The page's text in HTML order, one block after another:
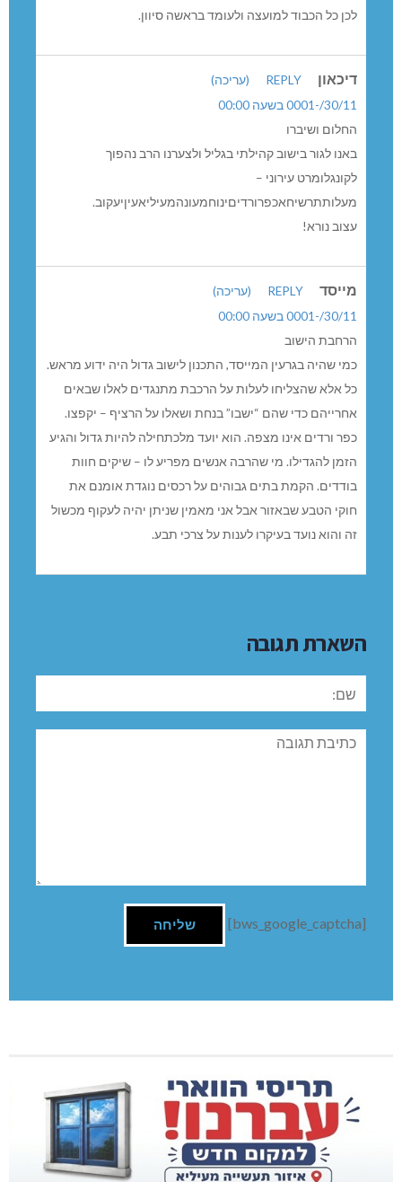
לכן כל הכבוד למועצה ולעומד בראשה סיוון.
דיכאון REPLY
(עריכה)
30/11/-0001 בשעה 00:00
החלום ושיברו
באנו לגור בישוב קהילתי בגליל ולצערנו הרב נהפוך
לקונגלומרט עירוני –
מעלותתרשיחאכפרורדיםינוחמעונהמעיליאעיןיעקוב.
עצוב נורא!
מייסד REPLY
(עריכה)
30/11/-0001 בשעה 00:00
הרחבת הישוב
כמי שהיה בגרעין המייסד, התכנון לישוב גדול היה ידוע מראש.
כל אלא שהצליחו לעלות על הרכבת מתנגדים לאלו שבאים
אחרייהם כדי שהם “ישבו” בנחת ושאלו על הרציף – יקפצו.
כפר ורדים אינו מצפה. הוא יועד מלכתחילה להיות גדול והגיע
הזמן להגדילו. מי שהרבה אנשים מפריע לו – שיקים חוות
בודדים. הקמת בתים גבוהים על רכסים נוגדת אומנם את
חוקי הטבע שבאזור אבל אני מאמין שניתן יהיה לעקוף מכשול
זה והוא נועד בעיקרו לענות על צרכי תבע.
השארת תגובה
תגובה
[bws_google_captcha]